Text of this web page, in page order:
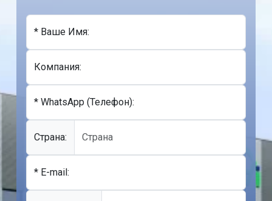
* Ваше Имя:
Компания:
* WhatsApp (Телефон):
Cтрана:
* E-mail: